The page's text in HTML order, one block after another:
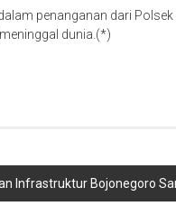
penanganan dari
dunia.(*)
Infrastruktur Bojonegoro